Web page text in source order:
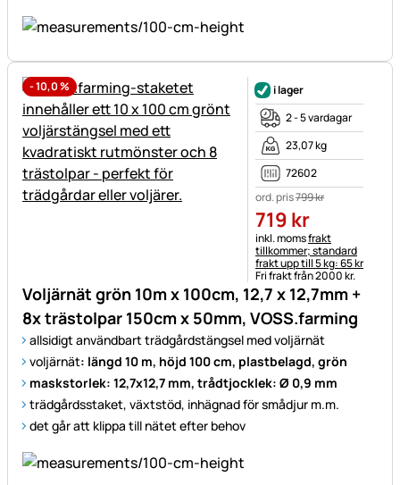
-10,0%
Voljärnät grön 10m x 100cm, 12,7 x 12,7mm +
8x trästolpar 150cm x 50mm, VOSS.farming
allsidigt användbart trädgårdstängsel med voljärnät
voljärnät: längd 10 m, höjd 100 cm, plastbelagd, grön
maskstorlek: 12,7x12,7 mm, trådtjocklek: Ø 0,9 mm
trädgårdsstaket, växtstöd, inhägnad för smådjur m.m.
det går att klippa till nätet efter behov
i lager
2 - 5 vardagar
23,07 kg
72602
ord. pris799kr
719 kr
Skatteinformation:
inkl. momsfrakt
tillkommer; standard
frakt upp till 5 kg: 65 kr
Fri frakt från 2000 kr.